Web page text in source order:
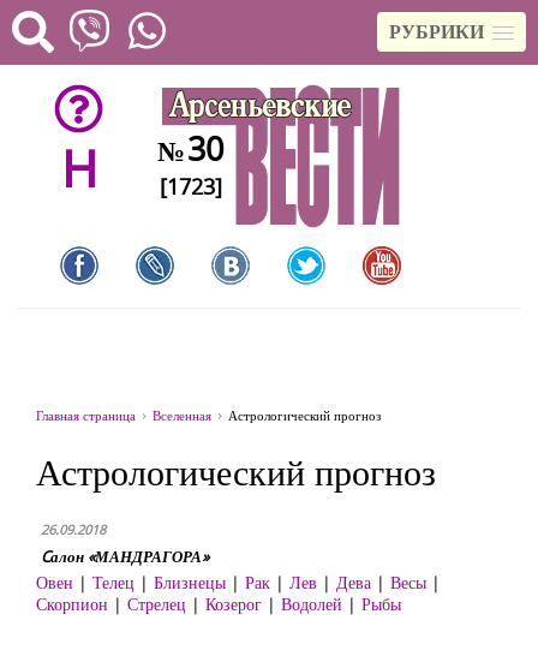
РУБРИКИ
H №30
[1723]
Главная страница Вселенная Астрологический прогноз
Астрологический прогноз
26.09.2018
Cалон «МАНДРАГОРА»
Овен | Телец | Близнецы | Рак | Лев | Дева | Весы |
Скорпион | Стрелец | Козерог | Водолей | Рыбы